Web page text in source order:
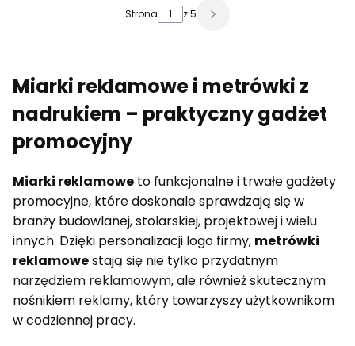
Strona z 5
Miarki reklamowe i metrówki z
nadrukiem – praktyczny gadżet
promocyjny
Miarki reklamowe to funkcjonalne i trwałe gadżety
promocyjne, które doskonale sprawdzają się w
branży budowlanej, stolarskiej, projektowej i wielu
innych. Dzięki personalizacji logo firmy, metrówki
reklamowestają się nie tylko przydatnym
narzędziem reklamowym, ale również skutecznym
nośnikiem reklamy, który towarzyszy użytkownikom
w codziennej pracy.